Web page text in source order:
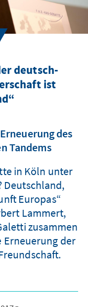
deutsch-
ist
des
Tandems
in Köln unter
Deutschland,
Europas“
Lammert,
zusammen
Erneuerung der